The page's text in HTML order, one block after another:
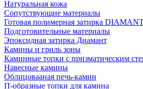
Натуральная кожа
Сопутствующие материалы
Готовая полимерная затирка
Подготовительные материалы
Эпоксидная затирка Диамант
Камины и гриль зоны
Каминные топки с призматическим
Навесные камины
Облицовааная печь-камин
П-образные топки для камина